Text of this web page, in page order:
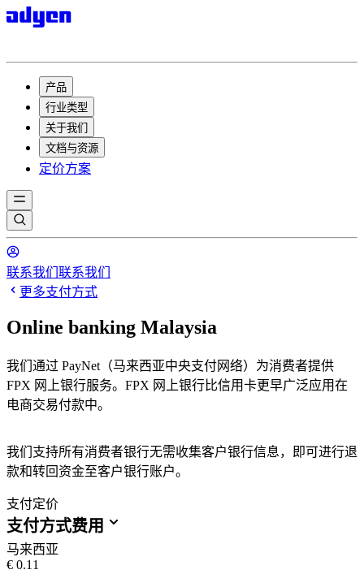
产品
行业类型
关于我们
文档与资源
定价方案
联系我们 联系我们
更多支付方式
Online banking Malaysia
我们通过 PayNet（马来西亚中央支付网络）为消费者提供
FPX 网上银行服务。FPX 网上银行比信用卡更早广泛应用在
电商交易付款中。
我们支持所有消费者银行无需收集客户银行信息，即可进行退
款和转回资金至客户银行账户。
支付定价
支付方式费用
马来西亚
€0.11